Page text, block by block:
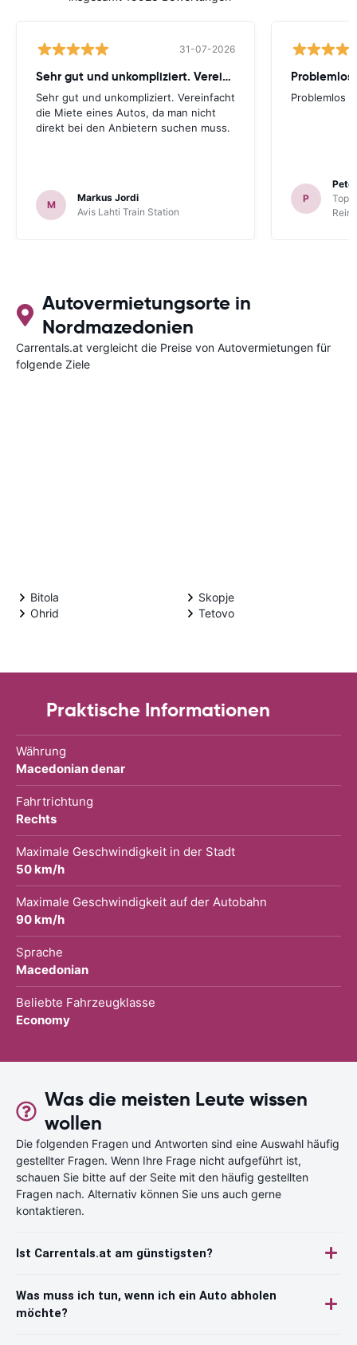
31-07-2026
Sehr gut und unkompliziert. Vereinfacht
Sehr gut und unkompliziert. Vereinfacht
die Miete eines Autos, da man nicht
direkt bei den Anbietern suchen muss.
M
Markus Jordi
Avis Lahti Train Station
Problemlos
Problemlos
P
Autovermietungsorte in
Nordmazedonien
Carrentals.at vergleicht die Preise von Autovermietungen für
folgende Ziele
Bitola
Ohrid
Skopje
Tetovo
Praktische Informationen
Währung
Macedonian denar
Fahrtrichtung
Rechts
Maximale Geschwindigkeit in der Stadt
50 km/h
Maximale Geschwindigkeit auf der Autobahn
90 km/h
Sprache
Macedonian
Beliebte Fahrzeugklasse
Economy
Was die meisten Leute wissen
wollen
Die folgenden Fragen und Antworten sind eine Auswahl häufig
gestellter Fragen. Wenn Ihre Frage nicht aufgeführt ist,
schauen Sie bitte auf der Seite mit den häufig gestellten
Fragen nach. Alternativ können Sie uns auch gerne
kontaktieren.
Ist Carrentals.at am günstigsten?
Was muss ich tun, wenn ich ein Auto abholen
möchte?